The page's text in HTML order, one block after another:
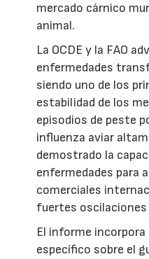
mercado cárnico
animal.
La OCDE y la FAO
enfermedades
siendo uno de los
estabilidad de los
episodios de peste
influenza aviar
demostrado la
enfermedades para
comerciales
fuertes oscilaciones
El informe
específico sobre el